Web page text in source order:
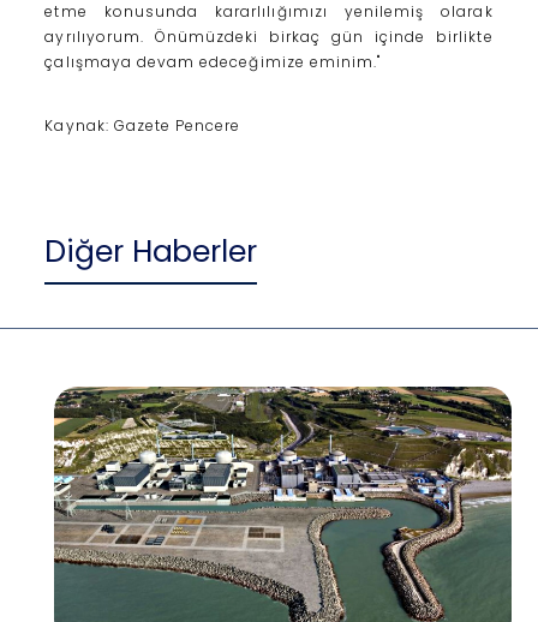
etme konusunda kararlılığımızı yenilemiş olarak
ayrılıyorum. Önümüzdeki birkaç gün içinde birlikte
çalışmaya devam edeceğimize eminim."
Kaynak: Gazete Pencere
Diğer Haberler